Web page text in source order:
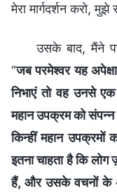
मेरा मार्गदर्शन करो, मुझे
उसके बाद, मैंने
“जब परमेश्वर यह
निभाएं तो वह उनसे
महान उपक्रम को
किन्हीं महान उपक्रमों
इतना चाहता है कि
हैं, और उसके वचनों के